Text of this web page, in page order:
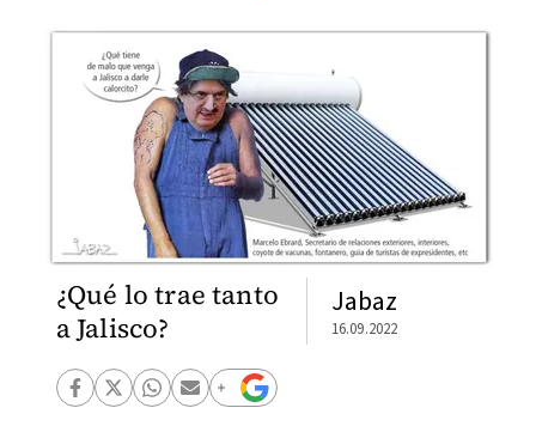
¿Qué lo trae tanto
a Jalisco?
Jabaz
16.09.2022